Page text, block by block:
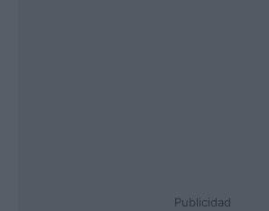
Publicidad